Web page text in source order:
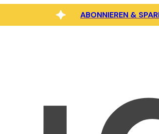
ABONNIEREN &